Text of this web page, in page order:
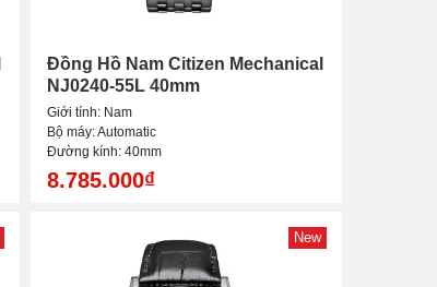
Đồng Hồ Nam Citizen Mechanical
NJ0240-55L 40mm
Giới tính: Nam
Bộ máy: Automatic
Đường kính: 40mm
8.785.000₫
New